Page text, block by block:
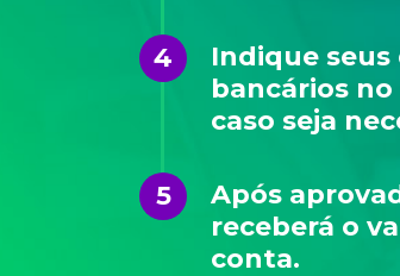
4
Indique seus
bancários
caso seja
5
Após
receberá o
conta.